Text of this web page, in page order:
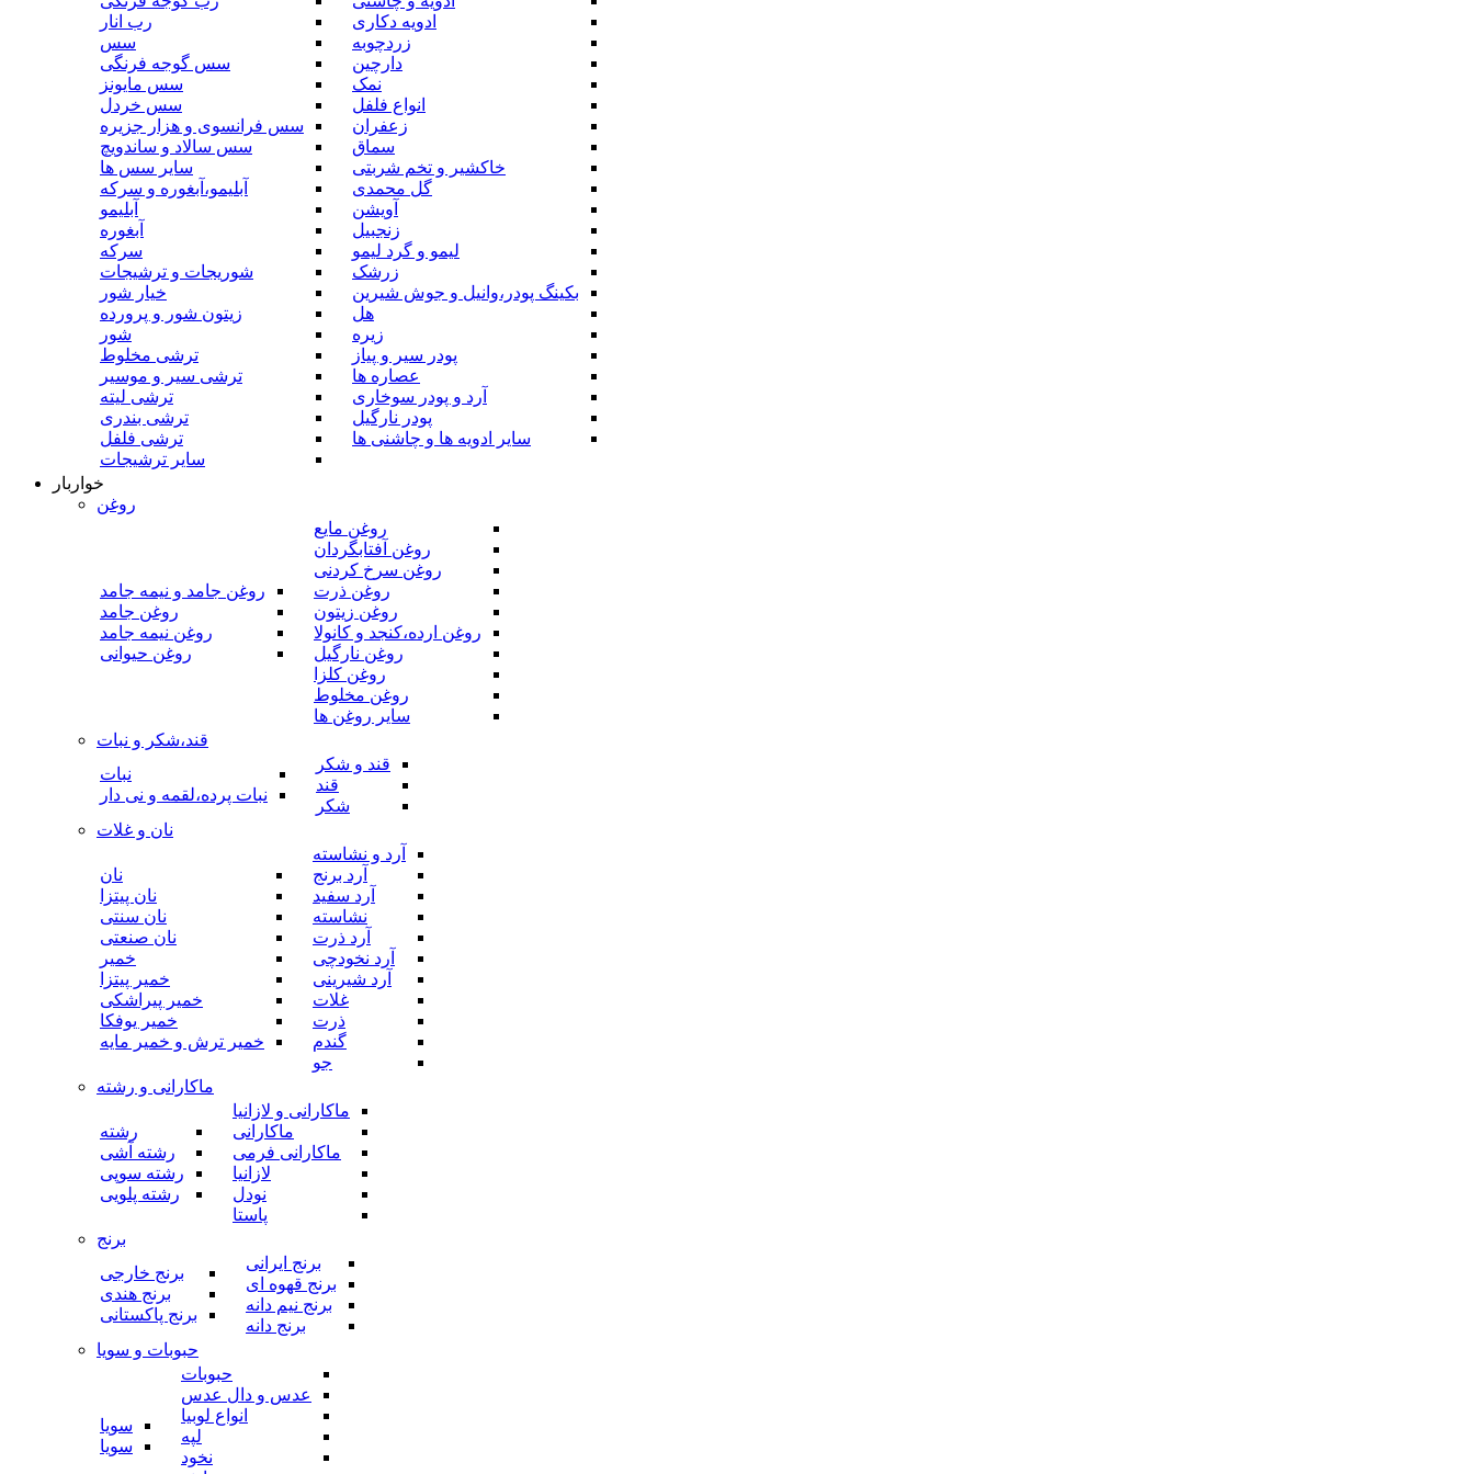
ادویه دکاری
زردچوبه
دارچین
نمک
انواع فلفل
زعفران
سماق
خاکشیر و تخم شربتی
گل محمدی
آویشن
زنجبیل
لیمو و گرد لیمو
زرشک
بکینگ پودر،وانیل و جوش شیرین
هل
زیره
پودر سیر و پیاز
عصاره ها
آرد و پودر سوخاری
پودر نارگیل
سایر ادویه ها و چاشنی ها
رب انار
سس
سس گوجه فرنگی
سس مایونز
سس خردل
سس فرانسوی و هزار جزیره
سس سالاد و ساندویچ
سایر سس ها
آبلیمو،آبغوره و سرکه
آبلیمو
آبغوره
سرکه
شوریجات و ترشیجات
خیار شور
زیتون شور و پرورده
شور
ترشی مخلوط
ترشی سیر و موسیر
ترشی لیته
ترشی بندری
ترشی فلفل
سایر ترشیجات
خواربار
روغن
روغن مایع
روغن آفتابگردان
روغن سرخ کردنی
روغن ذرت
روغن زیتون
روغن ارده،کنجد و کانولا
روغن نارگیل
روغن کلزا
روغن مخلوط
سایر روغن ها
روغن جامد و نیمه جامد
روغن جامد
روغن نیمه جامد
روغن حیوانی
قند،شکر و نبات
قند و شکر
قند
شکر
نبات
نبات پرده،لقمه و نی دار
نان و غلات
آرد و نشاسته
آرد برنج
آرد سفید
نشاسته
آرد ذرت
آرد نخودچی
آرد شیرینی
غلات
ذرت
گندم
جو
نان
نان پیتزا
نان سنتی
نان صنعتی
خمیر
خمیر پیتزا
خمیر پیراشکی
خمیر یوفکا
خمیر ترش و خمیر مایه
ماکارانی و رشته
ماکارانی و لازانیا
ماکارانی
ماکارانی فرمی
لازانیا
نودل
پاستا
رشته
رشته آشی
رشته سوپی
رشته پلویی
برنج
برنج ایرانی
برنج قهوه ای
برنج نیم دانه
برنج دانه
برنج خارجی
برنج هندی
برنج پاکستانی
حبوبات و سویا
حبوبات
عدس و دال عدس
انواع لوبیا
لپه
نخود
سویا
سویا